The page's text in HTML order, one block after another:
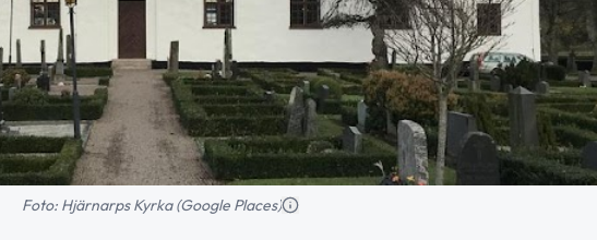
Foto: Hjärnarps Kyrka (Google Places)